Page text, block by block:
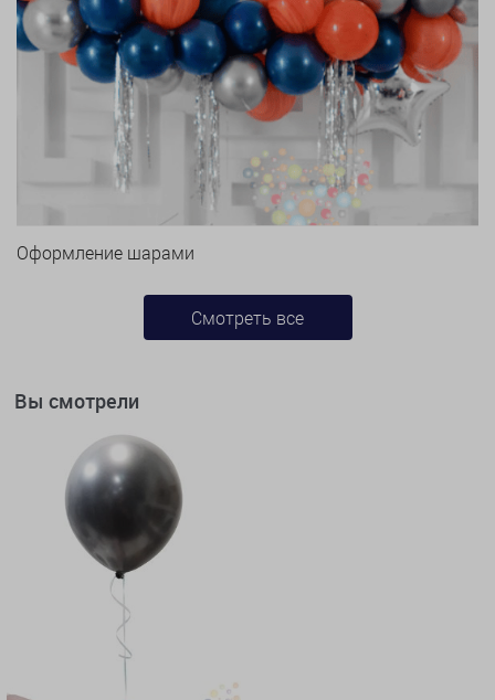
Оформление шарами
Смотреть все
Вы смотрели